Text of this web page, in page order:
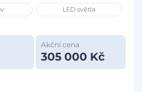
LED světla
Akční cena
305 000 Kč